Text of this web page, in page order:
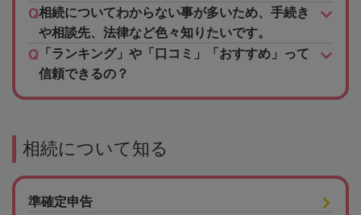
相続についてわからない事が多いため、手続き
や相談先、法律など色々知りたいです。
「ランキング」や「口コミ」「おすすめ」って
信頼できるの？
相続について知る
準確定申告